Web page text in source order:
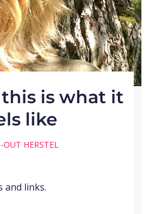
is what it
like
OUT HERSTEL
and links.